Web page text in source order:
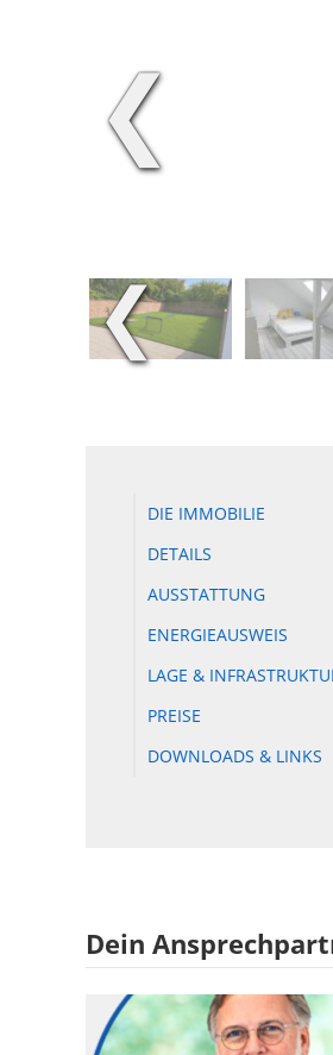
❮
❮
DIE IMMOBILIE
DETAILS
AUSSTATTUNG
ENERGIEAUSWEIS
LAGE &
PREISE
DOWNLOADS & LINKS
Dein